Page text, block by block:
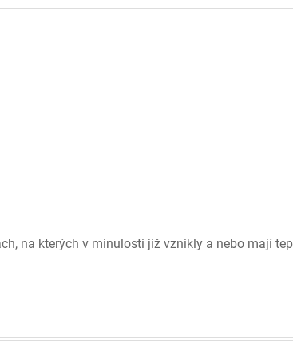
na kterých v minulosti již vznikly a nebo mají